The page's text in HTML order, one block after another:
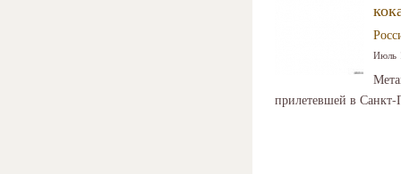
Июль
прилетевшей в Санкт-